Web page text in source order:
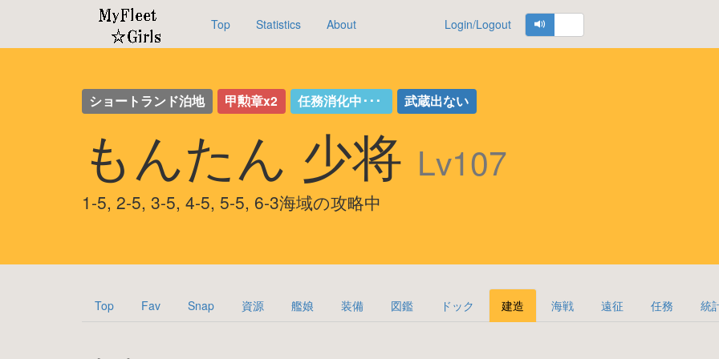
Top Statistics About Login/Logout
ショートランド泊地 甲勲章x2 任務消化中･･･ 武蔵出ない
もんたん 少将 Lv107
1-5, 2-5, 3-5, 4-5, 5-5, 6-3海域の攻略中
Top Fav Snap 資源 艦娘 装備 図鑑 ドック 建造 海戦 遠征 任務 統